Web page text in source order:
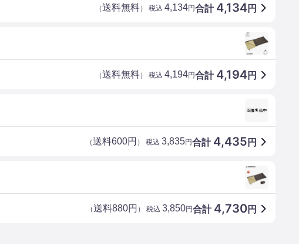
合計 4,134円
（送料無料） 税込 4,134円
合計 4,194円
（送料無料） 税込 4,194円
合計 4,435 円
（送料600円 ） 税込 3,835円
合計 4,730円
（送料880円 ） 税込 3,850円